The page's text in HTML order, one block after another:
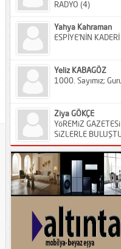
RADYO (4)
Yahya Kahraman
ESPİYE’NİN
Yeliz KABAGÖZ
1000. Sayımız;
Ziya GÖKÇE
YöREMiZ
SiZLERLE